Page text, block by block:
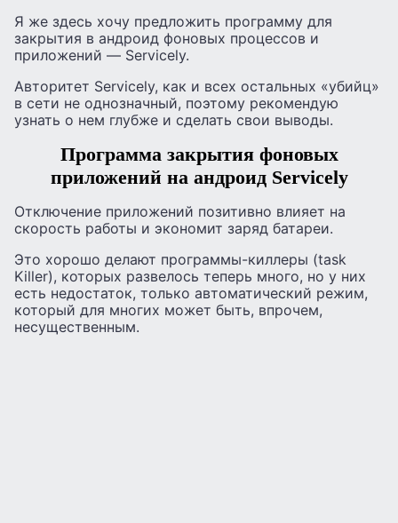
Я же здесь хочу предложить программу для
закрытия в андроид фоновых процессов и
приложений — Servicely.
Авторитет Servicely, как и всех остальных «убийц»
в сети не однозначный, поэтому рекомендую
узнать о нем глубже и сделать свои выводы.
Программа закрытия фоновых
приложений на андроид Servicely
Отключение приложений позитивно влияет на
скорость работы и экономит заряд батареи.
Это хорошо делают программы-киллеры (task
Killer), которых развелось теперь много, но у них
есть недостаток, только автоматический режим,
который для многих может быть, впрочем,
несущественным.